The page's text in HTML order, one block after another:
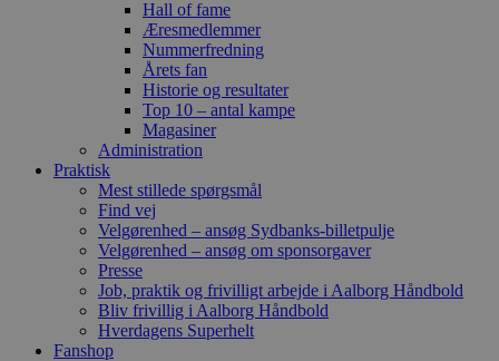
Hall of fame
Æresmedlemmer
Nummerfredning
Årets fan
Historie og resultater
Top 10 – antal kampe
Magasiner
Administration
Praktisk
Mest stillede spørgsmål
Find vej
Velgørenhed – ansøg Sydbanks-billetpulje
Velgørenhed – ansøg om sponsorgaver
Presse
Job, praktik og frivilligt arbejde i Aalborg Håndbold
Bliv frivillig i Aalborg Håndbold
Hverdagens Superhelt
Fanshop